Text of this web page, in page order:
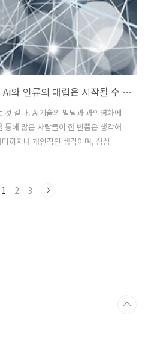
컴퓨터 기술이 발달하면서 Ai와 인류의 대립은 시작될 수 있을까.
것 같다. Ai기술의 발달과 과학영화에
통해 많은 사람들이 한 번쯤은 생각해
까지나 개인적인 생각이며, 상상일
는 여러분은 어떻게 생각할까, 나의
봇의 등장이다. 어떤 일이든 사람을 고
1 2 3